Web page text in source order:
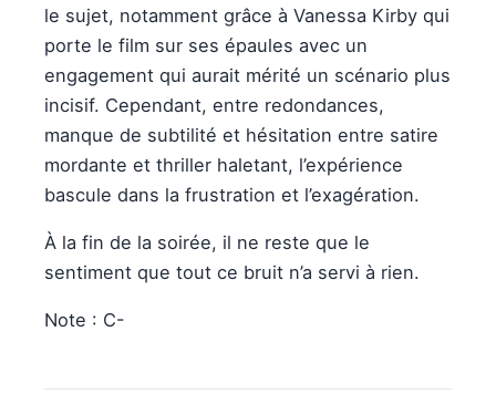
le sujet, notamment grâce à Vanessa Kirby qui
porte le film sur ses épaules avec un
engagement qui aurait mérité un scénario plus
incisif. Cependant, entre redondances,
manque de subtilité et hésitation entre satire
mordante et thriller haletant, l’expérience
bascule dans la frustration et l’exagération.
À la fin de la soirée, il ne reste que le
sentiment que tout ce bruit n’a servi à rien.
Note : C-